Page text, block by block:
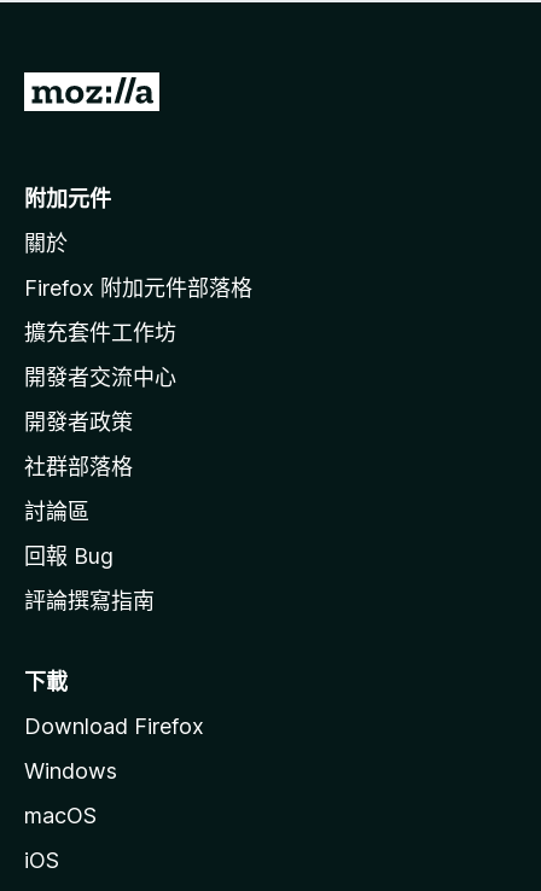
有
前
o
i
l
a
官
網
附加元件
關於
Firefox 附加元件部落格
擴充套件工作坊
開發者交流中心
開發者政策
社群部落格
討論區
回報 Bug
評論撰寫指南
下載
Download Firefox
Windows
macOS
iOS